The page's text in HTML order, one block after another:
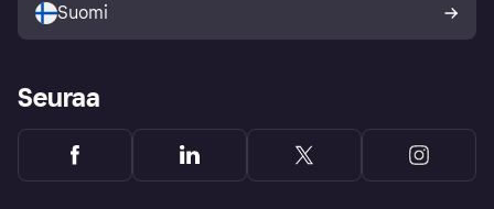
Suomi
Seuraa